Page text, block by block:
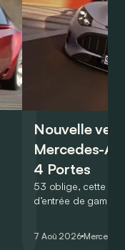
Nouvelle
Mercedes-
4 Portes
53 oblige, cette
d’entrée de
moins…
7 Aoû 2026 Mercedes